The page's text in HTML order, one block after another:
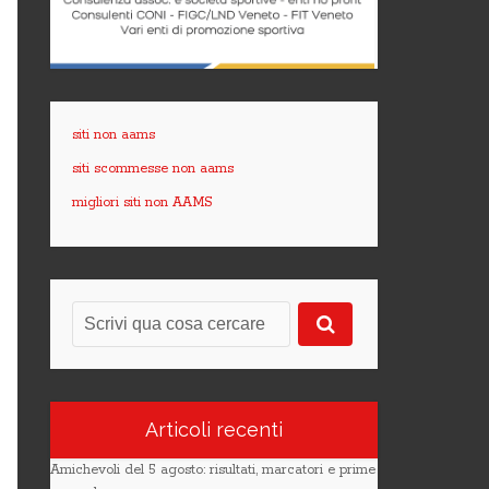
siti non aams
siti scommesse non aams
migliori siti non AAMS
Articoli recenti
Amichevoli del 5 agosto: risultati, marcatori e prime